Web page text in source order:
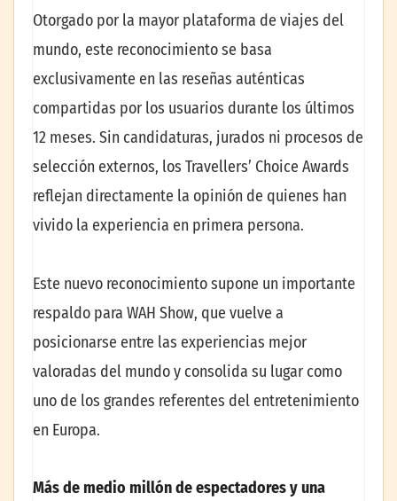
Otorgado por la mayor plataforma de viajes del
mundo, este reconocimiento se basa
exclusivamente en las reseñas auténticas
compartidas por los usuarios durante los últimos
12 meses. Sin candidaturas, jurados ni procesos de
selección externos, los Travellers’ Choice Awards
reflejan directamente la opinión de quienes han
vivido la experiencia en primera persona.
Este nuevo reconocimiento supone un importante
respaldo para WAH Show, que vuelve a
posicionarse entre las experiencias mejor
valoradas del mundo y consolida su lugar como
uno de los grandes referentes del entretenimiento
en Europa.
Más de medio millón de espectadores y una